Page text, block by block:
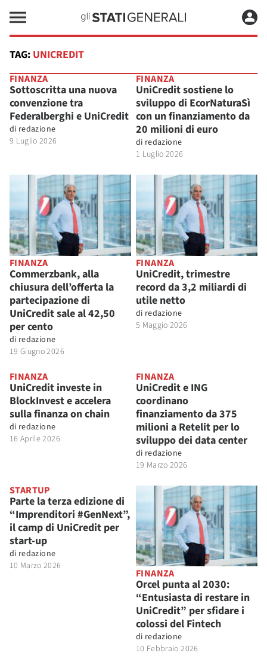
TAG: UNICREDIT
FINANZA
Sottoscritta una nuova
convenzione tra
Federalberghi e UniCredit
di redazione
9 Luglio 2026
FINANZA
UniCredit sostiene lo
sviluppo di EcorNaturaSì
con un finanziamento da
20 milioni di euro
di redazione
1 Luglio 2026
FINANZA
Commerzbank, alla
chiusura dell’offerta la
partecipazione di
UniCredit sale al 42,50
per cento
di redazione
19 Giugno 2026
FINANZA
UniCredit, trimestre
record da 3,2 miliardi di
utile netto
di redazione
5 Maggio 2026
FINANZA
UniCredit investe in
BlockInvest e accelera
sulla finanza on chain
di redazione
16 Aprile 2026
FINANZA
UniCredit e ING
coordinano
finanziamento da 375
milioni a Retelit per lo
sviluppo dei data center
di redazione
19 Marzo 2026
STARTUP
Parte la terza edizione di
“Imprenditori #GenNext”,
il camp di UniCredit per
start-up
di redazione
10 Marzo 2026
FINANZA
Orcel punta al 2030:
“Entusiasta di restare in
UniCredit” per sfidare i
colossi del Fintech
di redazione
10 Febbraio 2026